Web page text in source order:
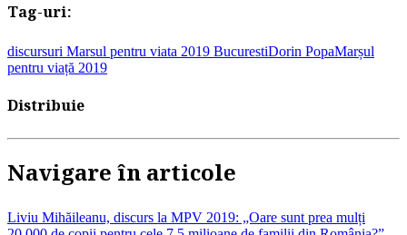
Tag-uri:
discursuri Marsul pentru viata 2019 BucurestiDorin PopaMarșul
pentru viață 2019
Distribuie
Navigare în articole
Liviu Mihăileanu, discurs la MPV 2019: „Oare sunt prea mulți